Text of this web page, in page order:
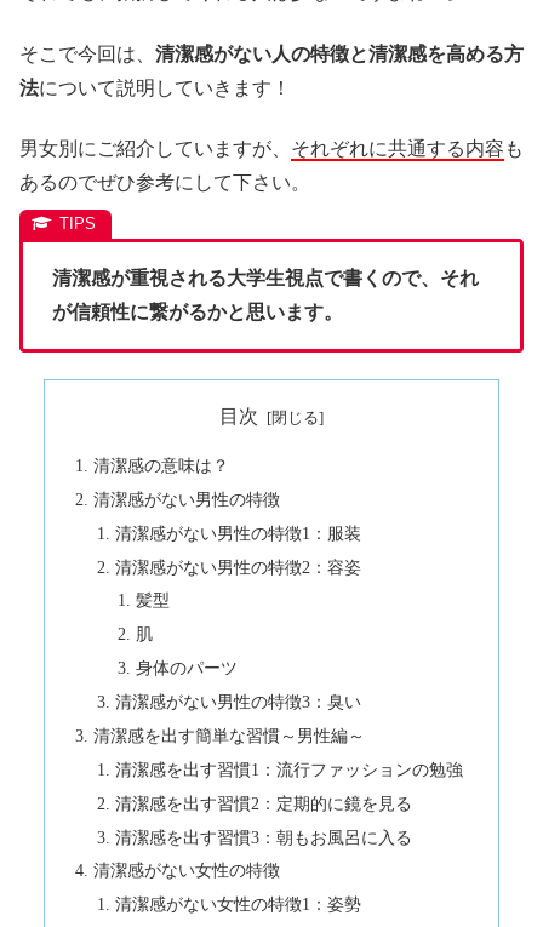
そこで今回は、 清潔感がない人の特徴と清潔感を高める方
法について説明していきます！
男女別にご紹介していますが、 それぞれに共通する内容 も
あるのでぜひ参考にして下さい。
清潔感が重視される大学生視点で書くので、それ
が信頼性に繋がるかと思います。
目次
清潔感の意味は？
清潔感がない男性の特徴
清潔感がない男性の特徴1：服装
清潔感がない男性の特徴2：容姿
髪型
肌
身体のパーツ
清潔感がない男性の特徴3：臭い
清潔感を出す簡単な習慣～男性編～
清潔感を出す習慣1：流行ファッションの勉強
清潔感を出す習慣2：定期的に鏡を見る
清潔感を出す習慣3：朝もお風呂に入る
清潔感がない女性の特徴
清潔感がない女性の特徴1：姿勢